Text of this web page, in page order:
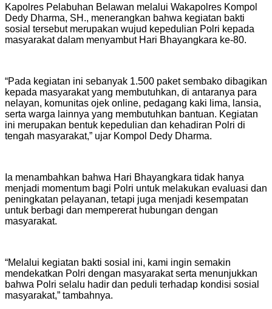
Kapolres Pelabuhan Belawan melalui Wakapolres Kompol
Dedy Dharma, SH., menerangkan bahwa kegiatan bakti
sosial tersebut merupakan wujud kepedulian Polri kepada
masyarakat dalam menyambut Hari Bhayangkara ke-80.
“Pada kegiatan ini sebanyak 1.500 paket sembako dibagikan
kepada masyarakat yang membutuhkan, di antaranya para
nelayan, komunitas ojek online, pedagang kaki lima, lansia,
serta warga lainnya yang membutuhkan bantuan. Kegiatan
ini merupakan bentuk kepedulian dan kehadiran Polri di
tengah masyarakat,” ujar Kompol Dedy Dharma.
Ia menambahkan bahwa Hari Bhayangkara tidak hanya
menjadi momentum bagi Polri untuk melakukan evaluasi dan
peningkatan pelayanan, tetapi juga menjadi kesempatan
untuk berbagi dan mempererat hubungan dengan
masyarakat.
“Melalui kegiatan bakti sosial ini, kami ingin semakin
mendekatkan Polri dengan masyarakat serta menunjukkan
bahwa Polri selalu hadir dan peduli terhadap kondisi sosial
masyarakat,” tambahnya.